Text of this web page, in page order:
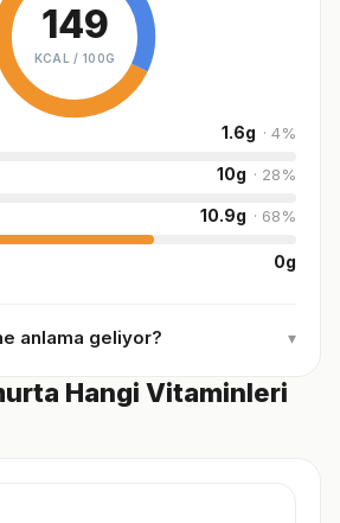
149
KCAL / 100G
1.6g · 4%
10g · 28%
10.9g · 68%
0g
anlama geliyor? ▾
Hangi Vitaminleri